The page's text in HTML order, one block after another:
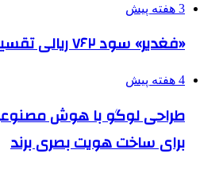
3 هفته پیش
«فغدیر» سود ۷۶۲ ریالی تقسیم کرد
4 هفته پیش
طراحی لوگو با هوش
برای ساخت هویت بصری برند